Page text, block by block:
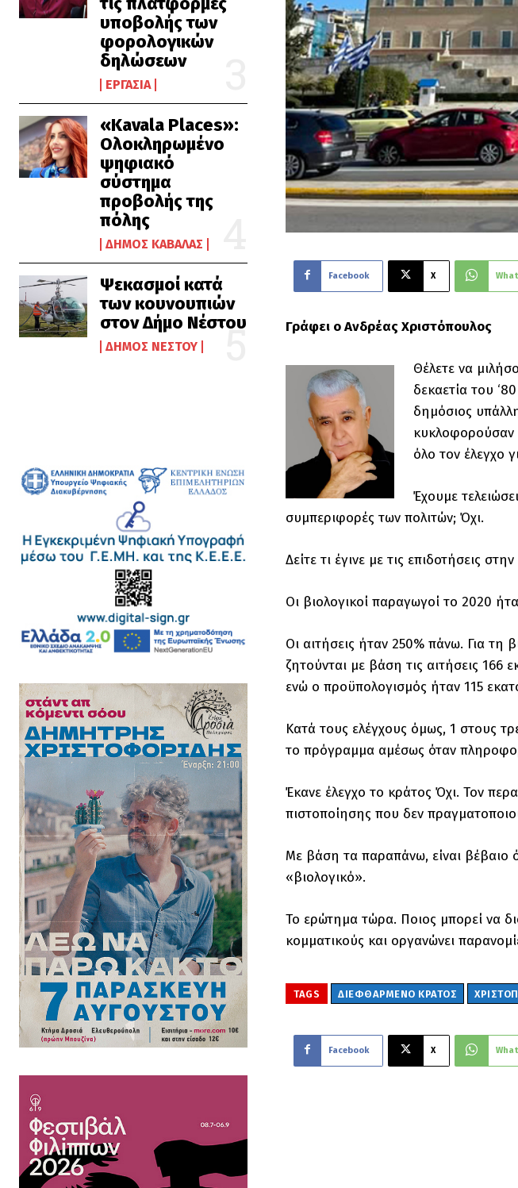
υποβολής των
φορολογικών
δηλώσεων
ΕΡΓΑΣΊΑ
«Kavala Places»:
Ολοκληρωμένο
ψηφιακό
σύστημα
προβολής της
πόλης
ΔΉΜΟΣ ΚΑΒΆΛΑΣ
Ψεκασμοί κατά
των κουνουπιών
στον Δήμο Νέστου
ΔΉΜΟΣ ΝΈΣΤΟΥ
Facebook X
Γράφει ο Ανδρέας Χριστόπουλος
Θέλετε να
δεκαετία του
δημόσιος
κυκλοφορούσαν
όλο τον έλεγχο
Έχουμε
συμπεριφορές των πολιτών; Όχι.
Δείτε τι έγινε με τις επιδοτήσεις
Οι βιολογικοί παραγωγοί το 2020
Οι αιτήσεις ήταν 250% πάνω. Για τη
ζητούνται με βάση τις αιτήσεις
ενώ ο προϋπολογισμός ήταν 115
Κατά τους ελέγχους όμως, 1 στους
το πρόγραμμα αμέσως όταν
Έκανε έλεγχο το κράτος Όχι. Τον
πιστοποίησης που δεν
Με βάση τα παραπάνω, είναι βέβαιο
«βιολογικό».
Το ερώτημα τώρα. Ποιος μπορεί να
κομματικούς και οργανώνει
TAGS ΔΙΕΦΘΑΡΜΈΝΟ ΚΡΆΤΟΣ
Facebook X